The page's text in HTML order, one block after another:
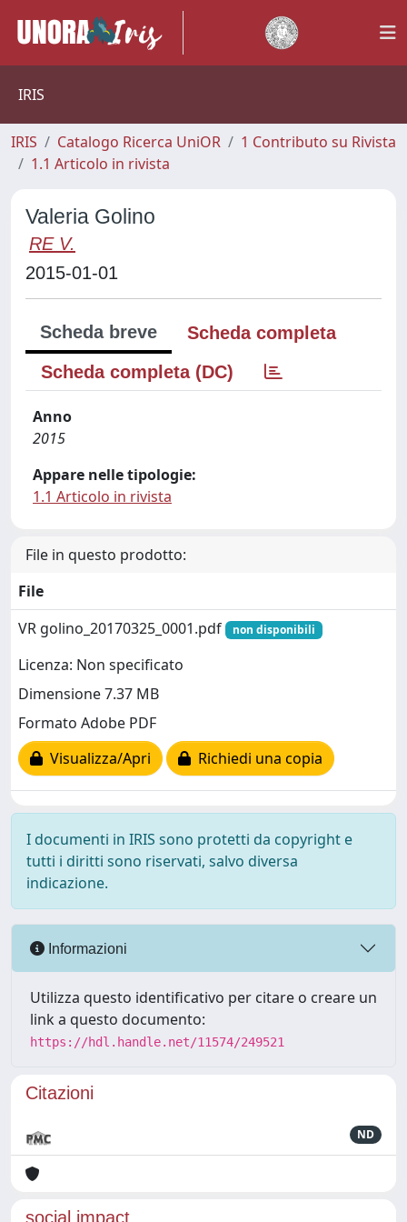
IRIS
IRIS Catalogo Ricerca UniOR
1 Contributo su Rivista
1.1 Articolo in rivista
Valeria Golino
RE V.
2015-01-01
Scheda breve
Scheda completa
Scheda completa (DC)
Anno
2015
Appare nelle tipologie:
1.1 Articolo in rivista
File in questo prodotto:
File
VR golino_20170325_0001.pdf
non disponibili
Licenza: Non specificato
Dimensione 7.37 MB
Formato Adobe PDF
Visualizza/Apri
Richiedi una copia
I documenti in IRIS sono protetti da copyright e
tutti i diritti sono riservati, salvo diversa
indicazione.
Informazioni
Utilizza questo identificativo per citare o creare un
link a questo documento:
https://hdl.handle.net/11574/249521
Citazioni
ND
social impact